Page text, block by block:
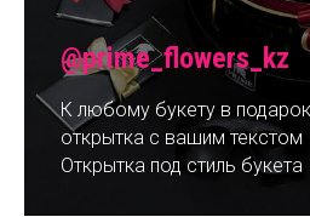
@prime_flowers_kz
К любому букету в
открытка с вашим текстом
Открытка под стиль букета